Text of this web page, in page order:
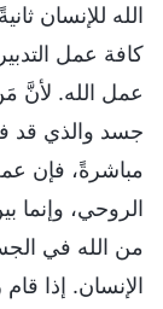
الله للإنسان
كافة عمل
عمل الله. لأنَّ
جسد والذي قد
مباشرةً، فإن عمل
الروحي، وإنما
من الله في
الإنسان. إذا قام